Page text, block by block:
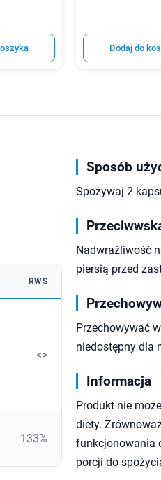
Dodaj do
RWS
<>
133%
Sposób
Spożywaj 2
Nadwrażliwość
piersią przed
Przechowywać
niedostępny dla
Informacja
Produkt nie
diety.
funkcjonowania
porcji do